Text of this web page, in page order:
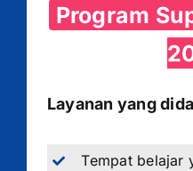
Program
Layanan yang
Tempat belajar